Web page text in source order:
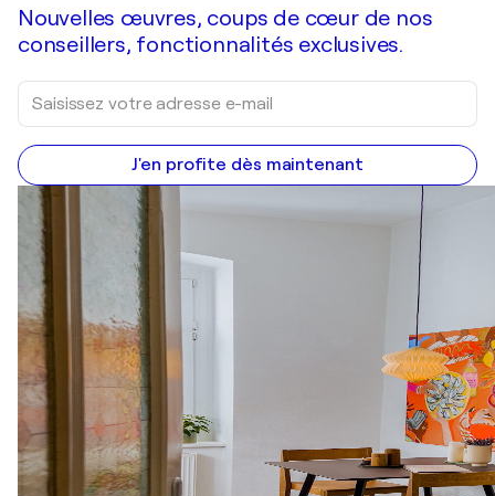
Nouvelles œuvres, coups de cœur de nos
conseillers, fonctionnalités exclusives.
J'en profite dès maintenant